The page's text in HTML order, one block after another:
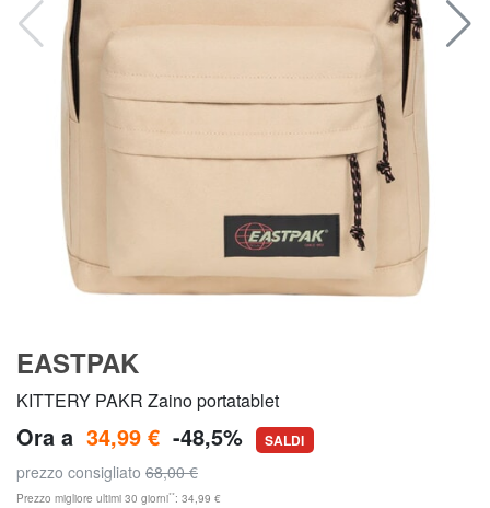
EASTPAK
KITTERY PAKR Zaino portatablet
Ora a 34,99 € -48,5% SALDI
prezzo consigliato 68,00 €
Prezzo migliore ultimi 30 giorni**: 34,99 €